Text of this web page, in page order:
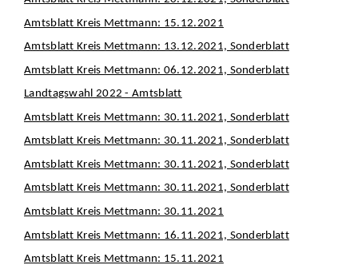
Amtsblatt Kreis Mettmann: 15.12.2021
Amtsblatt Kreis Mettmann: 13.12.2021, Sonderblatt
Amtsblatt Kreis Mettmann: 06.12.2021, Sonderblatt
Landtagswahl 2022 - Amtsblatt
Amtsblatt Kreis Mettmann: 30.11.2021, Sonderblatt
Amtsblatt Kreis Mettmann: 30.11.2021, Sonderblatt
Amtsblatt Kreis Mettmann: 30.11.2021, Sonderblatt
Amtsblatt Kreis Mettmann: 30.11.2021, Sonderblatt
Amtsblatt Kreis Mettmann: 30.11.2021
Amtsblatt Kreis Mettmann: 16.11.2021, Sonderblatt
Amtsblatt Kreis Mettmann: 15.11.2021